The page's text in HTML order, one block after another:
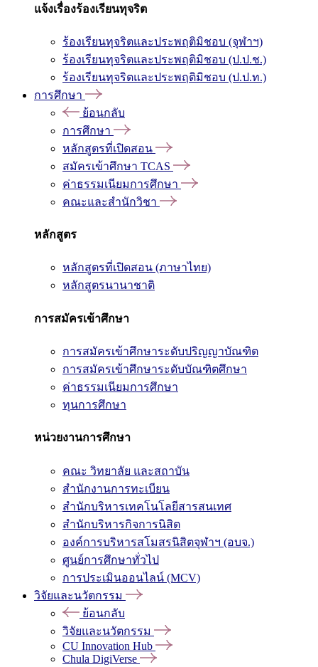
แจ้งเรื่องร้องเรียนทุจริต
ร้องเรียนทุจริตและประพฤติมิชอบ (จุฬาฯ)
ร้องเรียนทุจริตและประพฤติมิชอบ (ป.ป.ช.)
ร้องเรียนทุจริตและประพฤติมิชอบ (ป.ป.ท.)
การศึกษา
ย้อนกลับ
การศึกษา
หลักสูตรที่เปิดสอน
สมัครเข้าศึกษา TCAS
ค่าธรรมเนียมการศึกษา
คณะและสำนักวิชา
หลักสูตร
หลักสูตรที่เปิดสอน (ภาษาไทย)
หลักสูตรนานาชาติ
การสมัครเข้าศึกษา
การสมัครเข้าศึกษาระดับปริญญาบัณฑิต
การสมัครเข้าศึกษาระดับบัณฑิตศึกษา
ค่าธรรมเนียมการศึกษา
ทุนการศึกษา
หน่วยงานการศึกษา
คณะ วิทยาลัย และสถาบัน
สำนักงานการทะเบียน
สำนักบริหารเทคโนโลยีสารสนเทศ
สำนักบริหารกิจการนิสิต
องค์การบริหารสโมสรนิสิตจุฬาฯ (อบจ.)
ศูนย์การศึกษาทั่วไป
การประเมินออนไลน์ (MCV)
วิจัยและนวัตกรรม
ย้อนกลับ
วิจัยและนวัตกรรม
CU Innovation Hub
Chula DigiVerse